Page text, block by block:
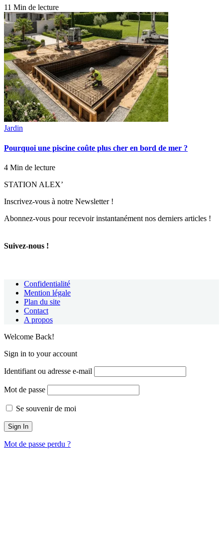
11 Min de lecture
Jardin
Pourquoi une piscine coûte plus cher en bord de mer ?
4 Min de lecture
STATION ALEX’
Inscrivez-vous à notre Newsletter !
Abonnez-vous pour recevoir instantanément nos derniers articles !
Suivez-nous !
Confidentialité
Mention légale
Plan du site
Contact
A propos
Welcome Back!
Sign in to your account
Identifiant ou adresse e-mail
Mot de passe
Se souvenir de moi
Mot de passe perdu ?